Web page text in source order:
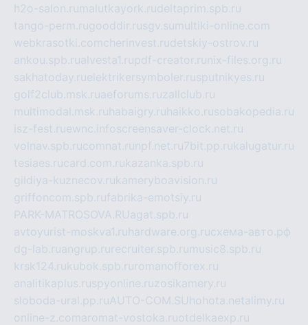
h2o-salon.ru malutkayork.rudeltaprim.spb.ru
tango-perm.rugooddir.rusgv.su multiki-online.com
webkrasotki.comcherinvest.rudetskiy-ostrov.ru
ankou.spb.rualvesta1.rupdf-creator.ru nix-files.org.ru
sakhatoday.ruelektrikersymboler.rusputnikyes.ru
golf2club.msk.ruaeforums.ruzallclub.ru
multimodal.msk.ru habaigry.ru haikko.rusobakopedia.ru
isz-fest.ruewnc.infoscreensaver-clock.net.ru
volnav.spb.rucomnat.ru npf.net.ru 7bit.pp.rukalugatur.ru
tesiaes.rucard.com.rukazanka.spb.ru
gildiya-kuznecov.rukameryboavision.ru
griffoncom.spb.rufabrika-emotsiy.ru
PARK-MATROSOVA.RUagat.spb.ru
avtoyurist-moskva1.ru hardware.org.ruсхема-авто.рф
dg-lab.ruangrup.ru recruiter.spb.ru music8.spb.ru
krsk124.rukubok.spb.ru romanofforex.ru
analitikaplus.ruspyonline.ruzosikamery.ru
sloboda-ural.pp.ruAUTO-COM.SU hohota.net alimy.ru
online-z.comaromat-vostoka.ruotdelkaexp.ru